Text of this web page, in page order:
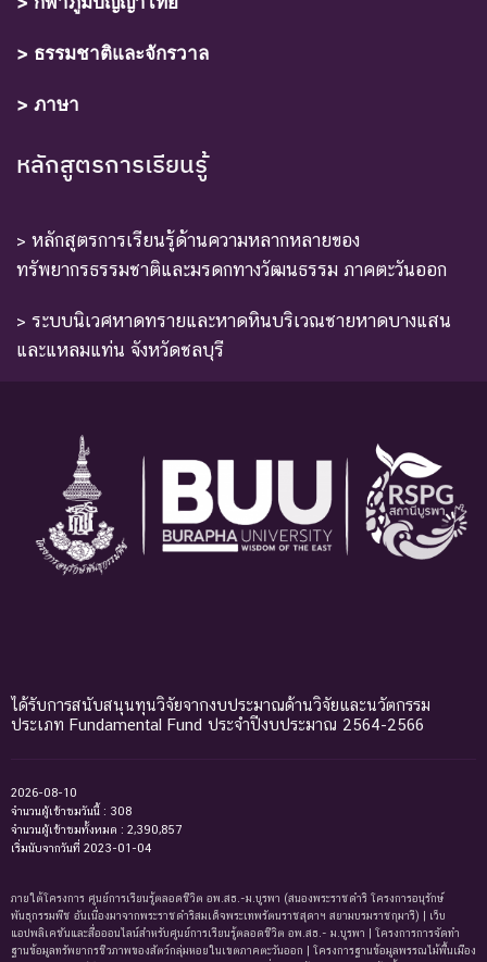
> ธรรมชาติและจักรวาล
> ภาษา
หลักสูตรการเรียนรู้
> หลักสูตรการเรียนรู้ด้านความหลากหลายของ
ทรัพยากรธรรมชาติและมรดกทางวัฒนธรรม ภาคตะวันออก
> ระบบนิเวศหาดทรายและหาดหินบริเวณชายหาดบางแสน
และแหลมแท่น จังหวัดชลบุรี
ได้รับการสนับสนุนทุนวิจัยจากงบประมาณด้านวิจัยและนวัตกรรม
ประเภท Fundamental Fund ประจำปีงบประมาณ 2564-2566
2026-08-10
จำนวนผู้เข้าชมวันนี้ : 308
จำนวนผู้เข้าชมทั้งหมด : 2,390,857
เริ่มนับจากวันที่ 2023-01-04
ภายใต้โครงการ ศูนย์การเรียนรู้ตลอดชีวิต อพ.สธ.-ม.บูรพา (สนองพระราชดำริ โครงการอนุรักษ์
พันธุกรรมพืช อันเนื่องมาจากพระราชดำริสมเด็จพระเทพรัตนราชสุดาฯ สยามบรมราชกุมารี) | เว็บ
แอปพลิเคชันและสื่อออนไลน์สำหรับศูนย์การเรียนรู้ตลอดชีวิต อพ.สธ.- ม.บูรพา | โครงการการจัดทํา
ฐานข้อมูลทรัพยากรชีวภาพของสัตว์กลุ่มหอยในเขตภาคตะวันออก | โครงการฐานข้อมูลพรรณไม้พื้นเมือง